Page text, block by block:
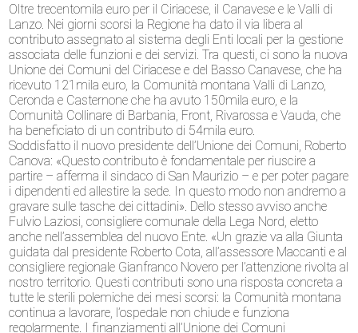
Oltre trecentomila euro per il Ciriacese, il Canavese e le Valli di
Lanzo. Nei giorni scorsi la Regione ha dato il via libera al
contributo assegnato al sistema degli Enti locali per la gestione
associata delle funzioni e dei servizi. Tra questi, ci sono la nuova
Unione dei Comuni del Ciriacese e del Basso Canavese, che ha
ricevuto 121mila euro, la Comunità montana Valli di Lanzo,
Ceronda e Casternone che ha avuto 150mila euro, e la
Comunità Collinare di Barbania, Front, Rivarossa e Vauda, che
ha beneficiato di un contributo di 54mila euro.
Soddisfatto il nuovo presidente dell’Unione dei Comuni, Roberto
Canova: «Questo contributo è fondamentale per riuscire a
partire – afferma il sindaco di San Maurizio – e per poter pagare
i dipendenti ed allestire la sede. In questo modo non andremo a
gravare sulle tasche dei cittadini». Dello stesso avviso anche
Fulvio Laziosi, consigliere comunale della Lega Nord, eletto
anche nell’assemblea del nuovo Ente. «Un grazie va alla Giunta
guidata dal presidente Roberto Cota, all’assessore Maccanti e al
consigliere regionale Gianfranco Novero per l’attenzione rivolta al
nostro territorio. Questi contributi sono una risposta concreta a
tutte le sterili polemiche dei mesi scorsi: la Comunità montana
continua a lavorare, l’ospedale non chiude e funziona
regolarmente. I finanziamenti all’Unione dei Comuni